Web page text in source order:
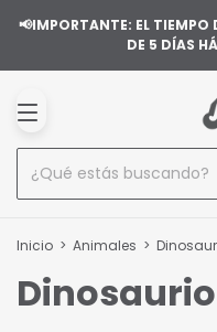
📢IMPORTANTE: EL TIEMPO
DE 5 DÍAS
Inicio > Animales >